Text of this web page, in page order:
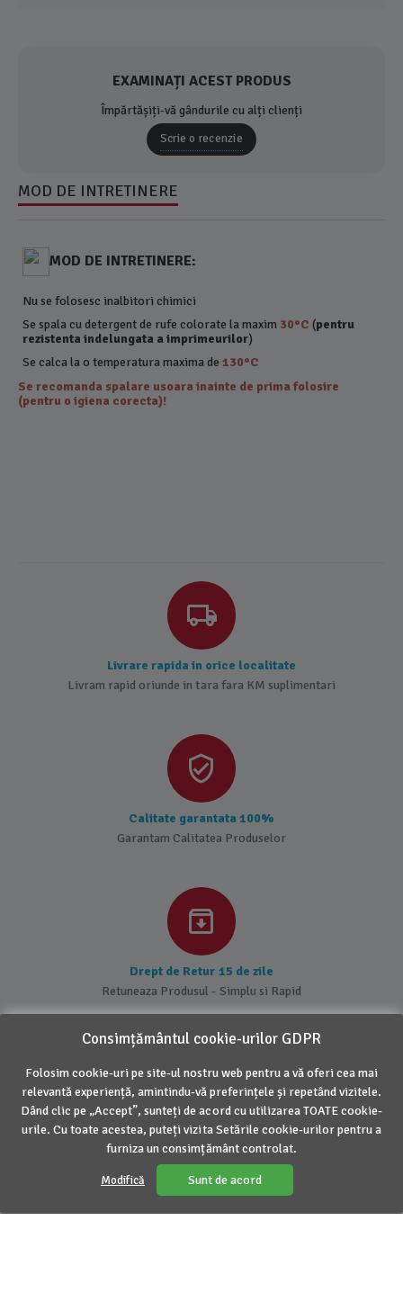
EXAMINAȚI ACEST PRODUS
Împărtășiți-vă gândurile cu alți clienți
Scrie o recenzie
MOD DE INTRETINERE
MOD DE INTRETINERE:
Nu se folosesc inalbitori chimici
Se spala cu detergent de rufe colorate la maxim 30°C (pentru
rezistenta indelungata a imprimeurilor)
Se calca la o temperatura maxima de130°C
Se recomanda spalare usoara inainte de prima folosire
(pentru o igiena corecta)!
Livrare rapida in orice localitate
Livram rapid oriunde in tara fara KM suplimentari
Calitate garantata 100%
Garantam Calitatea Produselor
Drept de Retur 15 de zile
Retuneaza Produsul - Simplu si Rapid
DESPRE NOI
INFORMATII UTILE
CONTUL MEU
Consimțământul cookie-urilor GDPR
Folosim cookie-uri pe site-ul nostru web pentru a vă oferi cea mai
relevantă experiență, amintindu-vă preferințele și repetând vizitele.
Dând clic pe „Accept”, sunteți de acord cu utilizarea TOATE cookie-
urile. Cu toate acestea, puteți vizita Setările cookie-urilor pentru a
furniza un consimțământ controlat.
Modifică Sunt de acord